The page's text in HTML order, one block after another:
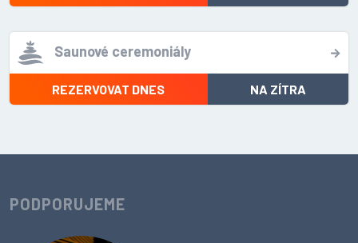
Saunové ceremoniály
REZERVOVAT DNES NA ZÍTRA
PODPORUJEME